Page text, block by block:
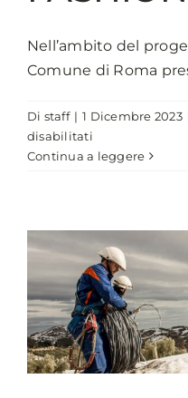
Nell’ambito del
Comune di Roma
Di staff | 1 Dicembre 2023
disabilitatisu
LGNET
DI
ROMA
PRESENTA
“REFUGEES
LIVE
FASHION
SHOW”
Continua a leggere